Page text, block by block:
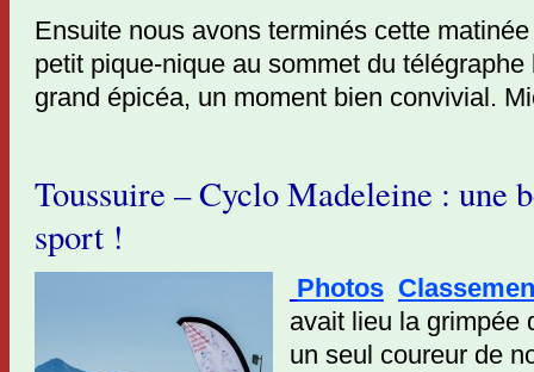
Ensuite nous avons terminés cette
petit pique-nique au sommet du télégraphe
grand épicéa, un moment bien convivial.
Toussuire – Cyclo Madeleine : une
sport !
Photos
avait lieu la grimpée
un seul coureur de